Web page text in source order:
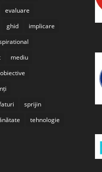
evaluare
ghid
implicare
mediu
obiective
sprijin
tehnologie